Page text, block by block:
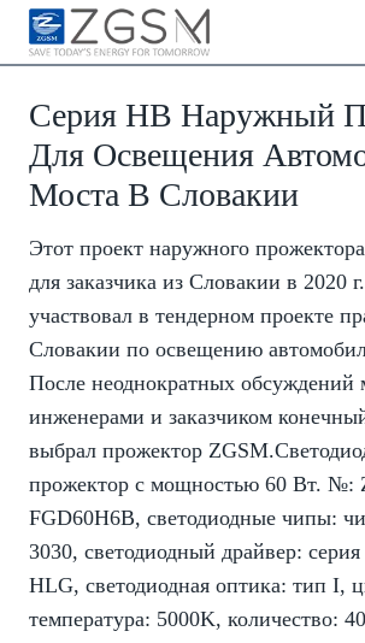
Skip
Серия HB Наружный
Для Освещения
Моста В Словакии
Этот проект наружного
для заказчика из Словакии в 2020
участвовал в тендерном проекте
Словакии по освещению
После неоднократных
инженерами и заказчиком
выбрал прожектор ZGSM
прожектор с мощностью 60 Вт. №:
FGD60H6B, светодиодные чипы:
3030, светодиодный драйвер:
HLG, светодиодная оптика: тип I,
температура: 5000K, количество: